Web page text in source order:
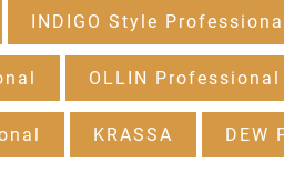
INDIGO Style
OLLIN Professional
KRASSA DEW